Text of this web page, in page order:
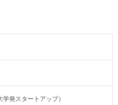
発スタートアップ）